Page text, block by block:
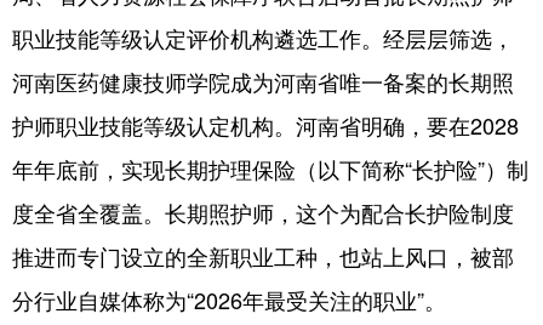
职业技能等级认定评价机构遴选工作。经层层筛选，
河南医药健康技师学院成为河南省唯一备案的长期照
护师职业技能等级认定机构。河南省明确，要在2028
年年底前，实现长期护理保险（以下简称“长护险”）制
度全省全覆盖。长期照护师，这个为配合长护险制度
推进而专门设立的全新职业工种，也站上风口，被部
分行业自媒体称为“2026年最受关注的职业”。